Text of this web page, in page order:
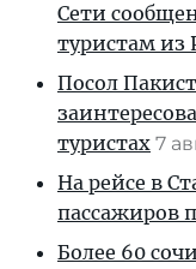
Сети
туристам из
Посол
туристах 7
На рейсе в
пассажиров
Более 60